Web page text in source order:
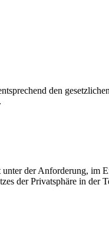
den
der Anforderung, im
der Privatsphäre in der